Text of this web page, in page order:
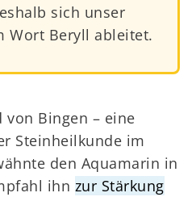
sich unser
Wort Beryll ableitet.
von Bingen – eine
Steinheilkunde im
den Aquamarin in
ihn zur Stärkung